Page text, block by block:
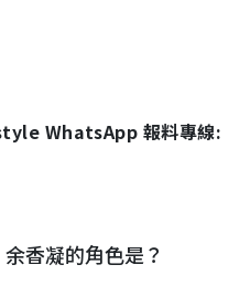
WhatsApp 報料專線:
香凝的角色是？